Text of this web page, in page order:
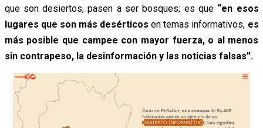
que son desiertos, pasen a ser bosques; es que“en esos
lugares que son más desérticos en temas informativos, es
más posible que campee con mayor fuerza, o al menos
sin contrapeso, la desinformación y las noticias falsas”.